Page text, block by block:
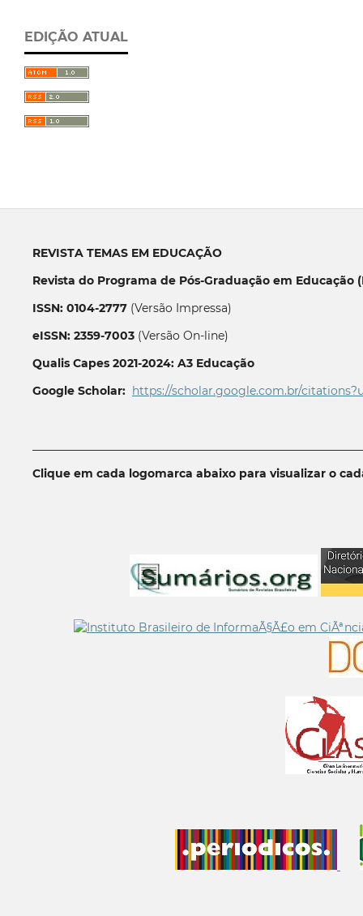
EDIÇÃO ATUAL
REVISTA TEMAS EM EDUCAÇÃO
Revista do Programa de Pós-Graduação em Educação
ISSN: 0104-2777(Versão Impressa)
eISSN: 2359-7003(Versão On-line)
Qualis Capes 2021-2024: A3 Educação
Google Scholar: https://scholar.google.com.br/
Clique em cada logomarca abaixo para visualizar o